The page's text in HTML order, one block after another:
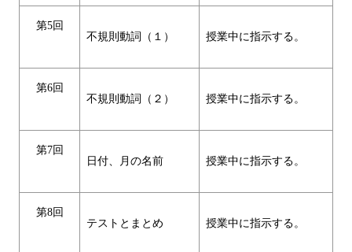
第5回
不規則動詞（１）
授業中に指示する。
第6回
不規則動詞（２）
授業中に指示する。
第7回
日付、月の名前
授業中に指示する。
第8回
テストとまとめ
授業中に指示する。